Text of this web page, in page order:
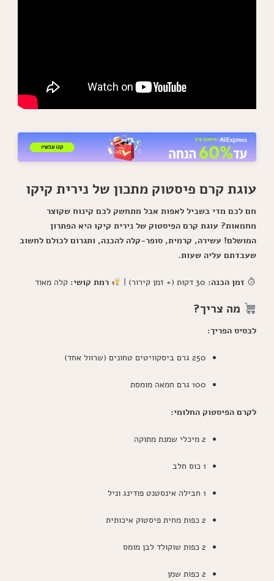
עוגת קרם פיסטוק מתכון של נירית קיקו
חם לכם מדי בשביל לאפות אבל מתחשק לכם קינוח שקוצר
מחמאות? עוגת קרם הפיסטוק של נירית קיקו היא הפתרון
המושלם! עשירה, קרמית, סופר-קלה להכנה, ותגרום לכולם לחשוב
שעבדתם עליה שעות.
זמן הכנה: רמת קושי: קלה מאוד
מה צריך?
לבסיס הפריך:
250 גרם ביסקוויטים טחונים (שרוול אחד)
100 גרם חמאה מומסת
לקרם הפיסטוק החלומי:
2 מיכלי שמנת מתוקה
1 כוס חלב
1 חבילה אינסטנט פודינג וניל
2 כפות מחית פיסטוק איכותית
2 כפות שוקולד לבן מומס
2 כפות שמן